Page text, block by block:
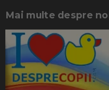
Mai multe despre